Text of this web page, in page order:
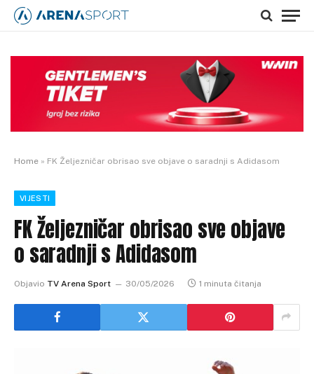
Home » FK Željezničar obrisao sve objave o saradnji s Adidasom
VIJESTI
FK Željezničar obrisao sve objave
o saradnji s Adidasom
Objavio TV Arena Sport 30/05/2026 1 minuta čitanja